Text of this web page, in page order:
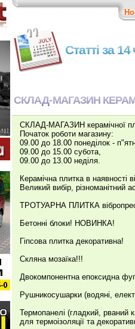
Статті за
СКЛАД-МАГАЗИН
СКЛАД-МАГАЗИН керамічної
Початок роботи магазину:
09.00 до 18.00 понеділок -
09.00 до 15.00 субота,
09.00 до 13.00 неділя.
Керамічна плитка в наявності
Великий вибір, різноманітний
ТРОТУАРНА ПЛИТКА
Бетонні блоки! НОВИНКА!
Гіпсова плитка декоративна!
Скляна мозаїка!!!
Двокомпонентна епоксидна
Рушникосушарки (водяні,
Термопанелі (гладкий, рваний
для термоізоляції та